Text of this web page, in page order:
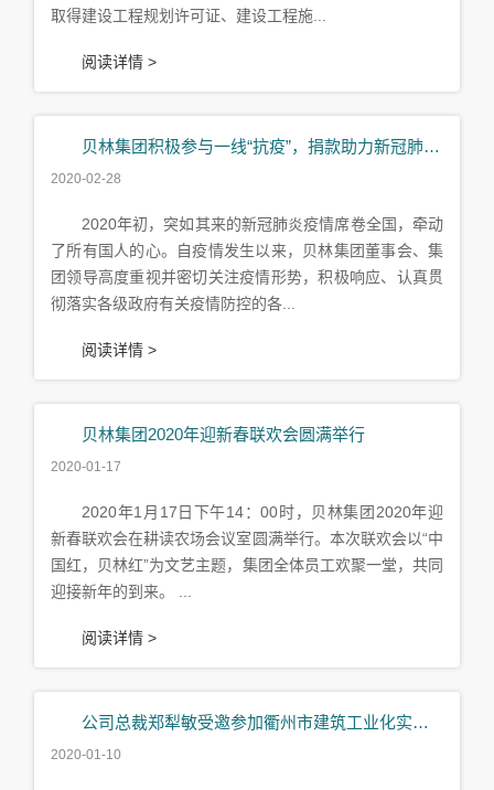
取得建设工程规划许可证、建设工程施...
阅读详情 >
贝林集团积极参与一线“抗疫”，捐款助力新冠肺炎疫情防控工作
2020-02-28
2020年初，突如其来的新冠肺炎疫情席卷全国，牵动
了所有国人的心。自疫情发生以来，贝林集团董事会、集
团领导高度重视并密切关注疫情形势，积极响应、认真贯
彻落实各级政府有关疫情防控的各...
阅读详情 >
贝林集团2020年迎新春联欢会圆满举行
2020-01-17
2020年1月17日下午14：00时，贝林集团2020年迎
新春联欢会在耕读农场会议室圆满举行。本次联欢会以“中
国红，贝林红”为文艺主题，集团全体员工欢聚一堂，共同
迎接新年的到来。 ...
阅读详情 >
公司总裁郑犁敏受邀参加衢州市建筑工业化实训基地揭牌仪式
2020-01-10